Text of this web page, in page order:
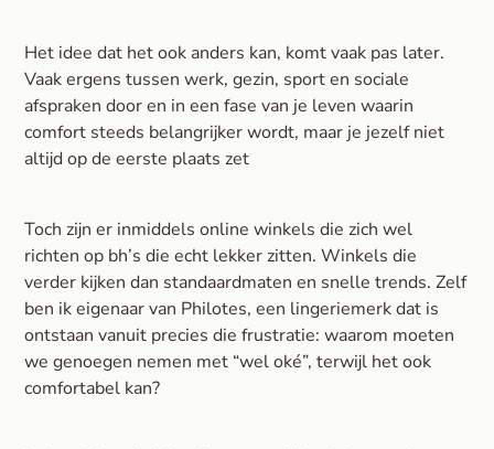
Het idee dat het ook anders kan, komt vaak pas later.
Vaak ergens tussen werk, gezin, sport en sociale
afspraken door en in een fase van je leven waarin
comfort steeds belangrijker wordt, maar je jezelf niet
altijd op de eerste plaats zet
Toch zijn er inmiddels online winkels die zich wel
richten op bh’s die echt lekker zitten. Winkels die
verder kijken dan standaardmaten en snelle trends. Zelf
ben ik eigenaar van Philotes, een lingeriemerk dat is
ontstaan vanuit precies die frustratie: waarom moeten
we genoegen nemen met “wel oké”, terwijl het ook
comfortabel kan?